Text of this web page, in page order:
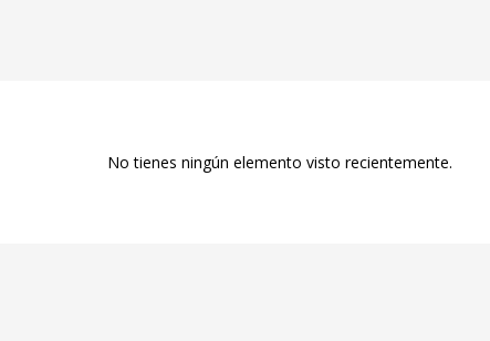
No tienes ningún elemento visto recientemente.